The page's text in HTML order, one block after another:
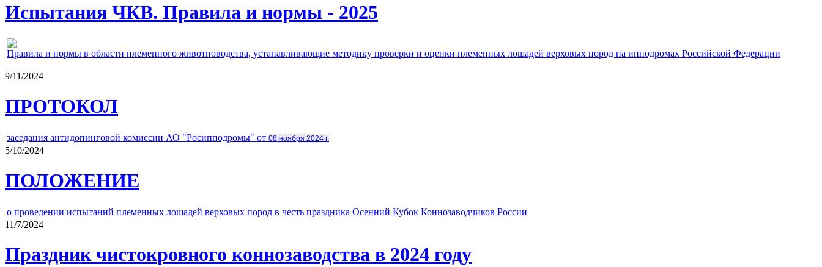
Испытания ЧКВ. Правила и нормы - 2025
Правила и нормы в области племенного животноводства, устанавливающие методику проверки и оценки племенных лошадей верховых пород на ипподромах Российской Федерации
9/11/2024
ПРОТОКОЛ
заседания антидопинговой комиссии АО "Росипподромы" от 08 ноября 2024 г.
5/10/2024
ПОЛОЖЕНИЕ
о проведении испытаний племенных лошадей верховых пород в честь праздника Осенний Кубок Коннозаводчиков России
11/7/2024
Праздник чистокровного коннозаводства в 2024 году